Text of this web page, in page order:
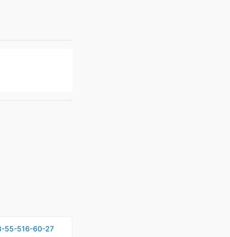
55-516-60-27